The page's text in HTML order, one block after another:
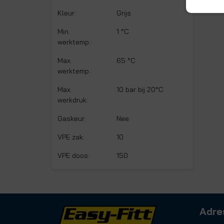
Kleur: Grijs
Min.
werktemp.:
1 °C
Max.
werktemp.:
65 °C
Max.
werkdruk:
10 bar bij 20°C
Gaskeur: Nee
VPE zak: 10
VPE doos: 150